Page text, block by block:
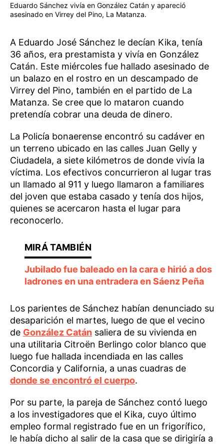
Eduardo Sánchez vivía en González Catán y apareció
asesinado en Virrey del Pino, La Matanza.
A Eduardo José Sánchez le decían Kika, tenía
36 años, era prestamista y vivía en González
Catán. Este miércoles fue hallado asesinado de
un balazo en el rostro en un descampado de
Virrey del Pino, también en el partido de La
Matanza. Se cree que lo mataron cuando
pretendía cobrar una deuda de dinero.
La Policía bonaerense encontró su cadáver en
un terreno ubicado en las calles Juan Gelly y
Ciudadela, a siete kilómetros de donde vivía la
víctima. Los efectivos concurrieron al lugar tras
un llamado al 911 y luego llamaron a familiares
del joven que estaba casado y tenía dos hijos,
quienes se acercaron hasta el lugar para
reconocerlo.
Jubilado fue baleado en la cara e hirió a dos
ladrones en una entradera en Sáenz Peña
Los parientes de Sánchez habían denunciado su
desaparición el martes, luego de que el vecino
de González Catán saliera de su vivienda en
una utilitaria Citroën Berlingo color blanco que
luego fue hallada incendiada en las calles
Concordia y California, a unas cuadras de
donde se encontró el cuerpo.
Por su parte, la pareja de Sánchez contó luego
a los investigadores que el Kika, cuyo último
empleo formal registrado fue en un frigorífico,
le había dicho al salir de la casa que se dirigiría a